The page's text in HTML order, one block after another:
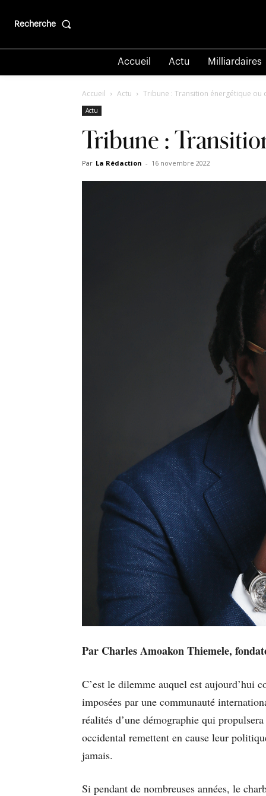
Recherche
Accueil Actu Milliardaires
Accueil Actu Tribune : Transition énergétique ou
Actu
Tribune :
Par La Rédaction - 16 novembre 2022
Par Charles Amoakon Thiemele,
C’est le dilemme auquel est aujourd’hui
imposées par une communauté
réalités d’une démographie qui
occidental remettent en cause leur
jamais.
Si pendant de nombreuses années, le